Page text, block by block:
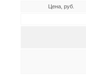
Цена, руб.